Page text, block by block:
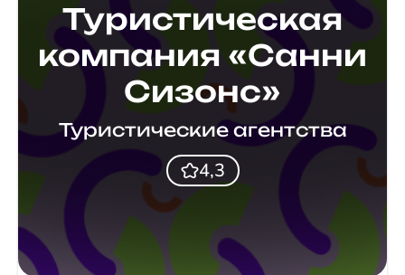
Туристическая
компания «Санни
Сизонс»
Туристические агентства
4,3